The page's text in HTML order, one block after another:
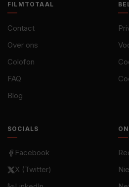
FILMTOTAAL
Contact
Over ons
Colofon
FAQ
Blog
SOCIALS
Facebook
X (Twitter)